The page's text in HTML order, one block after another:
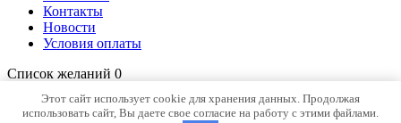
Контакты
Новости
Условия оплаты
Список желаний 0
Этот сайт использует cookie для хранения данных. Продолжая
использовать сайт, Вы даете свое согласие на работу с этими файлами.